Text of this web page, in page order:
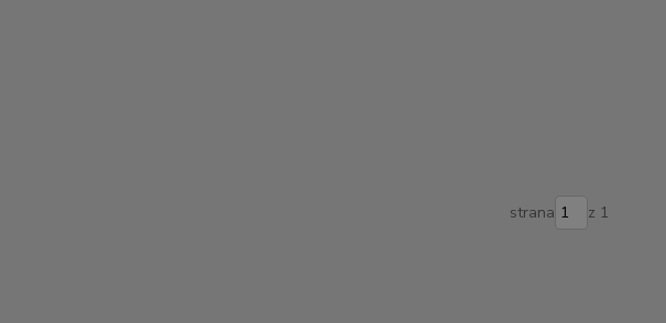
strana z 1